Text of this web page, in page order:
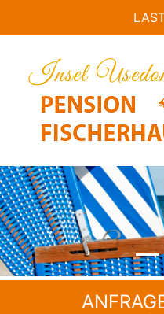
Previous